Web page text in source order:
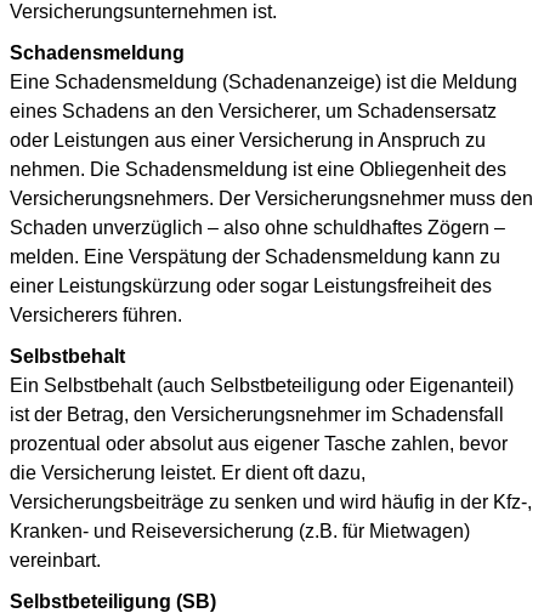
Versicherungsunternehmen ist.
Schadensmeldung
Eine Schadensmeldung (Schadenanzeige) ist die Meldung
eines Schadens an den Versicherer, um Schadensersatz
oder Leistungen aus einer Versicherung in Anspruch zu
nehmen. Die Schadensmeldung ist eine Obliegenheit des
Versicherungsnehmers. Der Versicherungsnehmer muss den
Schaden unverzüglich – also ohne schuldhaftes Zögern –
melden. Eine Verspätung der Schadensmeldung kann zu
einer Leistungskürzung oder sogar Leistungsfreiheit des
Versicherers führen.
Selbstbehalt
Ein Selbstbehalt (auch Selbstbeteiligung oder Eigenanteil)
ist der Betrag, den Versicherungsnehmer im Schadensfall
prozentual oder absolut aus eigener Tasche zahlen, bevor
die Versicherung leistet. Er dient oft dazu,
Versicherungsbeiträge zu senken und wird häufig in der Kfz-,
Kranken- und Reiseversicherung (z.B. für Mietwagen)
vereinbart.
Selbstbeteiligung (SB)